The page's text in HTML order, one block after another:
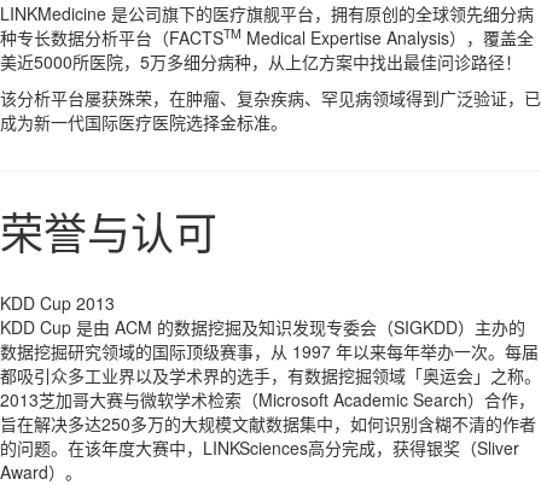
LINKMedicine 是公司旗下的医疗旗舰平台，拥有原创的全球领先细分病
种专长数据分析平台（FACTSTM Medical Expertise Analysis），覆盖全
美近5000所医院，5万多细分病种，从上亿方案中找出最佳问诊路径！
该分析平台屡获殊荣，在肿瘤、复杂疾病、罕见病领域得到广泛验证，已
成为新一代国际医疗医院选择金标准。
荣誉与认可
KDD Cup 2013
KDD Cup 是由 ACM 的数据挖掘及知识发现专委会（SIGKDD）主办的
数据挖掘研究领域的国际顶级赛事，从 1997 年以来每年举办一次。每届
都吸引众多工业界以及学术界的选手，有数据挖掘领域「奥运会」之称。
2013芝加哥大赛与微软学术检索（Microsoft Academic Search）合作，
旨在解决多达250多万的大规模文献数据集中，如何识别含糊不清的作者
的问题。在该年度大赛中，LINKSciences高分完成，获得银奖（Sliver
Award）。